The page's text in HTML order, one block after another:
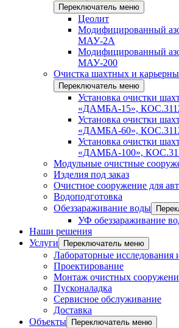
Переключатель меню
Цеолит
Модифицированный
МАУ-2А
Модифицированный
МАУ-200
Очистка шахтных и
Переключатель меню
Установка очистки
«ДАМБА-15»,
Установка очистки
«ДАМБА-60»,
Установка очистки
«ДАМБА-100»,
Модульные очистные
Изделия под заказ
Очистное сооружение для
Водоподготовка
Обеззараживание воды
УФ обеззараживание
Наши решения
Услуги
Переключатель меню
Лабораторные исследования
Проектирование
Монтаж очистных
Пусконаладка
Сервисное обслуживание
Доставка
Объекты
Переключатель меню